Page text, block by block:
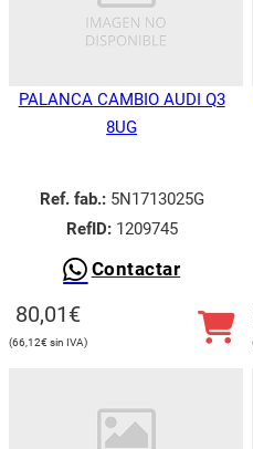
PALANCA CAMBIO AUDI Q3
8UG
Ref. fab.:5N1713025G
RefID:1209745
Contactar
80,01€
66,12€